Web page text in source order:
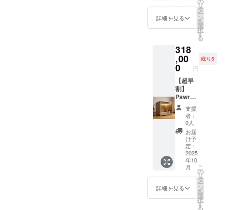
55cm
40kg
・素
材：木
造部
分）、
防音吸
音材、
ポリエ
ステル
（内
装）、
ステン
レス
（金具
部品）
・使用
方法：
防音・
快適空
間を提
供する
犬小屋
です。
在地
（国）
： 日本
・製造
本 ・法
人名：
株式会
社
SALVAT
ORE 2.
商品概
要につ
いて ・
商品サ
イズ/重
量：横
70cm×
50cm×
奥行き
55cm
40kg
・素
材：木
カーを
ご提供
しま
す。 ・
展開：
白, 黒，
グレー
・商品
ステッ
カーサ
イズ：
7.5cm×
7.5cm
1. 本商
品の
メー
カー情
報 ・
メー
カー所
在地
（国）
： 日本
・製造
詳細を見る
リ
タ
ー
ン
を
選
択
す
る
318
,00
0 円
残り5
【超早
割】
Pawrad
iseレ
ギュ
ラーサ
イズ×ス
テッ
カー ・
Pawrad
iseレ
ギュ
ラーサ
イズと
オリジ
ナルス
支援
者：
0人
お届
け予
定：
2025
年10
月
詳細を見る
こ
の
リ
タ
ー
ン
を
選
択
す
る